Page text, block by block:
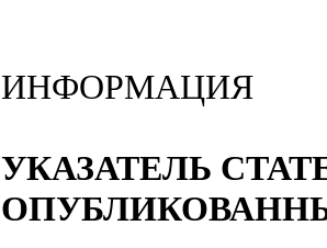
ИНФОРМАЦИЯ
УКАЗАТЕЛЬ